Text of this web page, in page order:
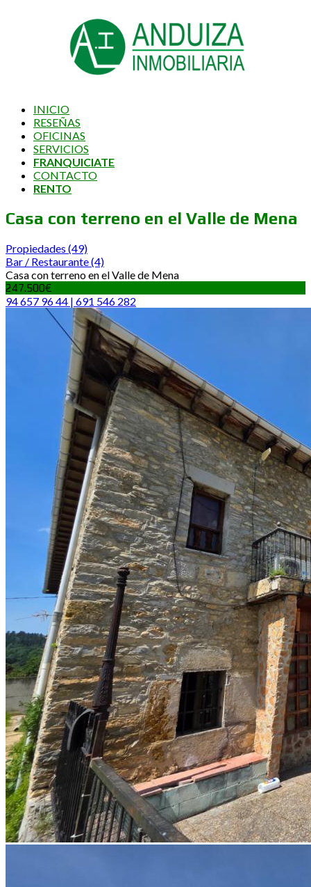
INICIO
RESEÑAS
OFICINAS
SERVICIOS
FRANQUICIATE
CONTACTO
RENTO
Casa con terreno en el Valle de Mena
Propiedades (49)
Bar / Restaurante(4)
Casa con terreno en el Valle de Mena
247.500€
94 657 96 44 | 691 546 282